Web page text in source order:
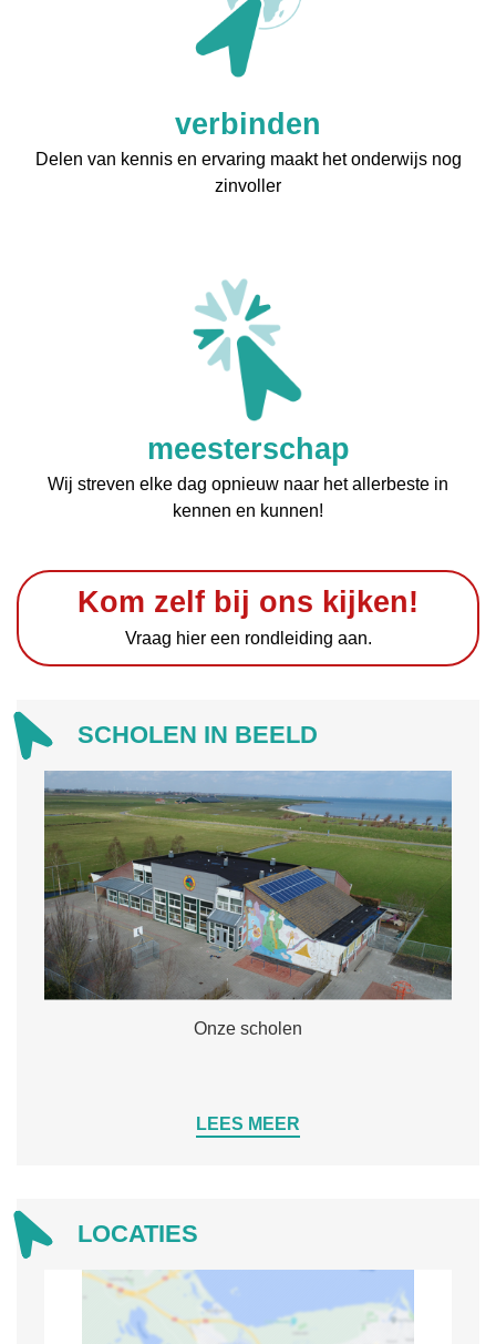
verbinden
Delen van kennis en ervaring maakt het onderwijs nog
zinvoller
meesterschap
Wij streven elke dag opnieuw naar het allerbeste in
kennen en kunnen!
Kom zelf bij ons kijken!
Vraag hier een rondleiding aan.
SCHOLEN IN BEELD
Onze scholen
LEES MEER
LOCATIES